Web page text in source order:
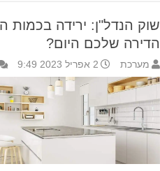
שוק הנדל"ן: ירידה בכמות
הדירה שלכם היום?
מערכת 2 אפריל 2023 9:49